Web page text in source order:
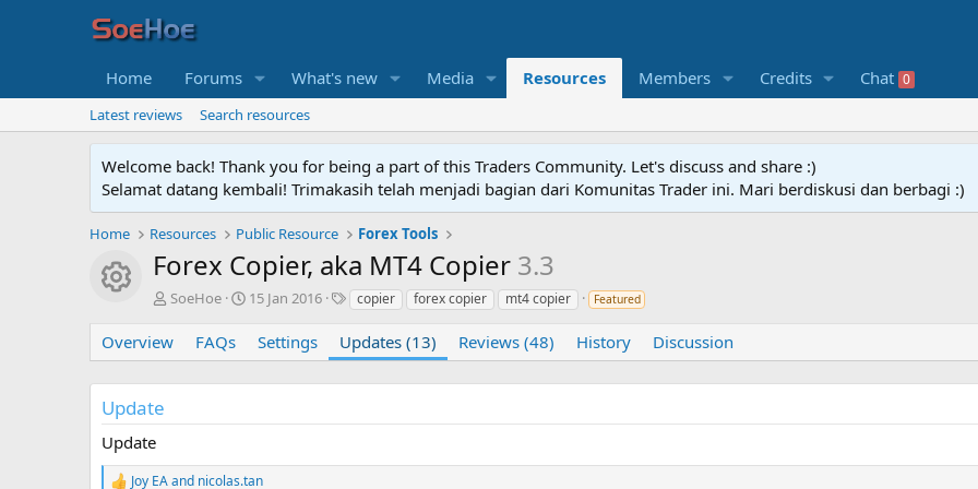
Home Forums What's new Media Resources Members Credits Chat 0
Latest reviews Search resources
Welcome back! Thank you for being a part of this Traders Community. Let's discuss and share :)
Selamat datang kembali! Trimakasih telah menjadi bagian dari Komunitas Trader ini. Mari berdiskusi dan berbagi :)
Home Resources Public Resource Forex Tools
Resource icon
Forex Copier, aka MT4 Copier 3.3
A
t
h
SoeHoe
C
a
a
15 Jan 2016
T
g
s
copier forex copier mt4 copier Featured
Overview FAQs Settings Updates (13) Reviews (48) History Discussion
Update
Update
Joy EAand nicolas.tan